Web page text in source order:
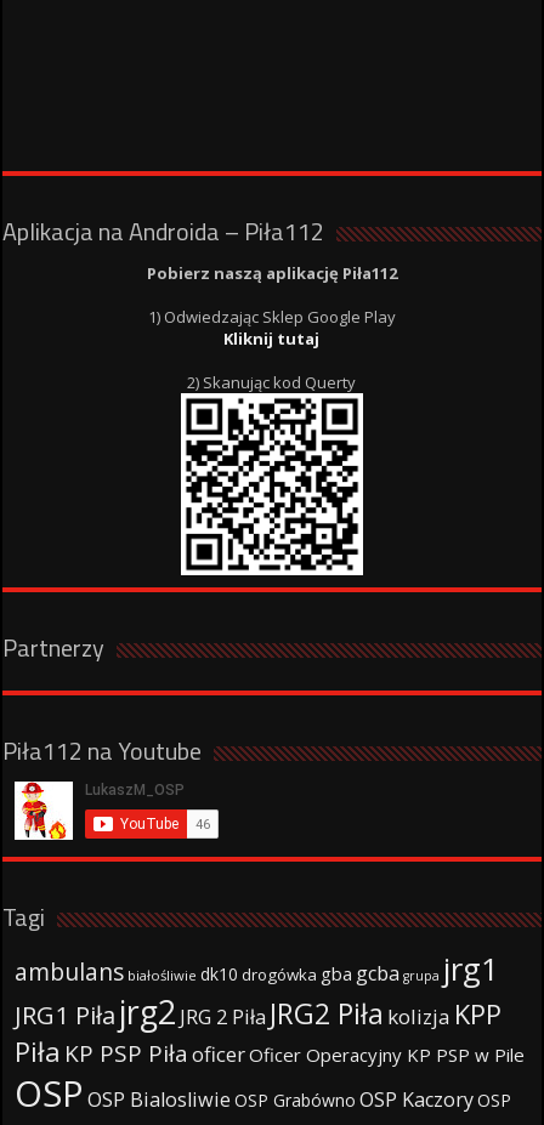
Aplikacja na Androida – Piła112
Pobierz naszą aplikację Piła112
1) Odwiedzając Sklep Google Play
Kliknij tutaj
2) Skanując kod Querty
Partnerzy
Piła112 na Youtube
Tagi
ambulans białośliwie dk10 drogówka gba gcba grupa jrg1
JRG1 Piła jrg2 JRG 2 Piła JRG2 Piła kolizja KPP
Piła KP PSP Piła oficerOficer Operacyjny KP PSP w Pile
OSP OSP Bialosliwie OSP Grabówno OSP KaczoryOSP